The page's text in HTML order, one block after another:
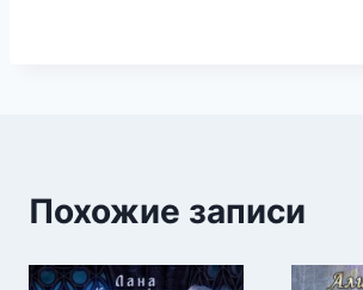
Похожие записи